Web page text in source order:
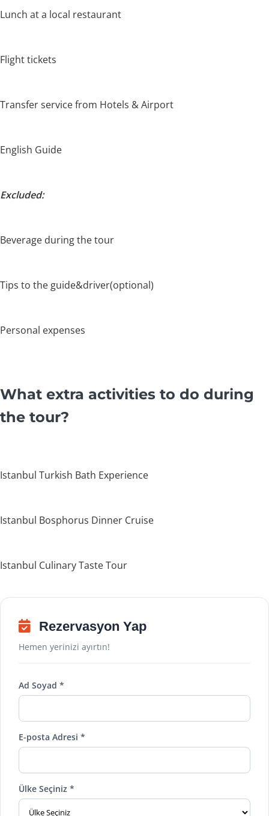
Lunch at a local restaurant
Flight tickets
Transfer service from Hotels & Airport
English Guide
Excluded:
Beverage during the tour
Tips to the guide&driver(optional)
Personal expenses
What extra activities to do during
the tour?
Istanbul Turkish Bath Experience
Istanbul Bosphorus Dinner Cruise
Istanbul Culinary Taste Tour
Rezervasyon Yap
Hemen yerinizi ayırtın!
Ad Soyad *
E-posta Adresi *
Ülke Seçiniz *